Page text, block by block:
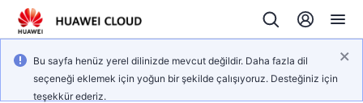
Bu sayfa henüz yerel dilinizde mevcut değildir. Daha fazla dil
seçeneği eklemek için yoğun bir şekilde çalışıyoruz. Desteğiniz için
teşekkür ederiz.